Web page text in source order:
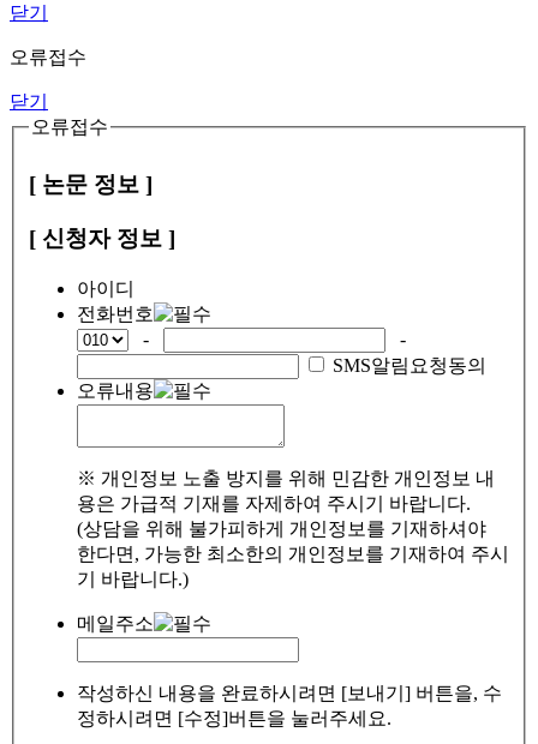
닫기
오류접수
닫기
오류접수
[ 논문 정보 ]
[ 신청자 정보 ]
아이디
전화번호
-
-
SMS알림요청동의
오류내용
※ 개인정보 노출 방지를 위해 민감한 개인정보 내
용은 가급적 기재를 자제하여 주시기 바랍니다.
(상담을 위해 불가피하게 개인정보를 기재하셔야
한다면, 가능한 최소한의 개인정보를 기재하여 주시
기 바랍니다.)
메일주소
작성하신 내용을 완료하시려면 [보내기] 버튼을, 수
정하시려면 [수정]버튼을 눌러주세요.